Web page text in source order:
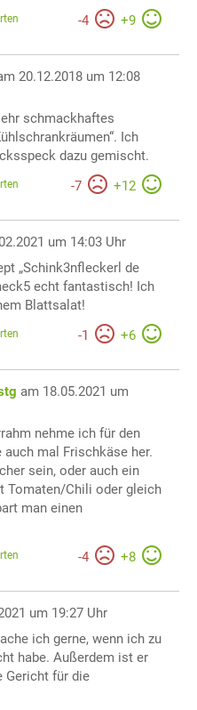
-4 +9
20.12.2018 um 12:08
schmackhaftes
Ich
dazu gemischt.
-7 +12
um 14:03 Uhr
„Schink3nfleckerl de
echt fantastisch! Ich
Blattsalat!
-1 +6
am 18.05.2021 um
nehme ich für den
auch mal Frischkäse her.
sein, oder auch ein
Tomaten/Chili oder gleich
man einen
-4 +8
um 19:27 Uhr
ich gerne, wenn ich zu
habe. Außerdem ist er
Gericht für die